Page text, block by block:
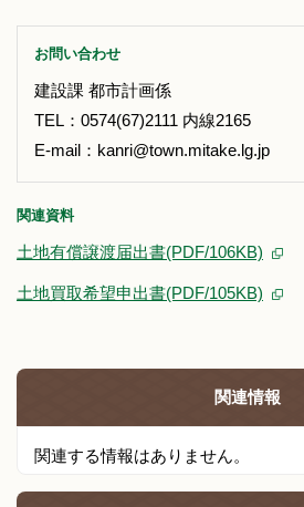
お問い合わせ
建設課 都市計画係
TEL：0574(67)2111 内線2165
E-mail：kanri@town.mitake.lg.jp
関連資料
土地有償譲渡届出書(PDF/106KB)
土地買取希望申出書(PDF/105KB)
関連情報
関連する情報はありません。